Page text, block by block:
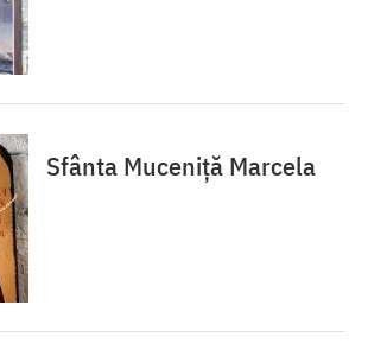
Sfânta Muceniță Marcela